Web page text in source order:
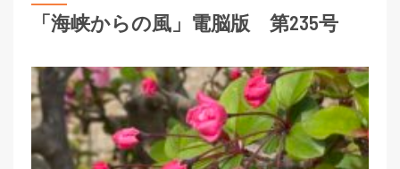
「海峡からの風」電脳版 第235号